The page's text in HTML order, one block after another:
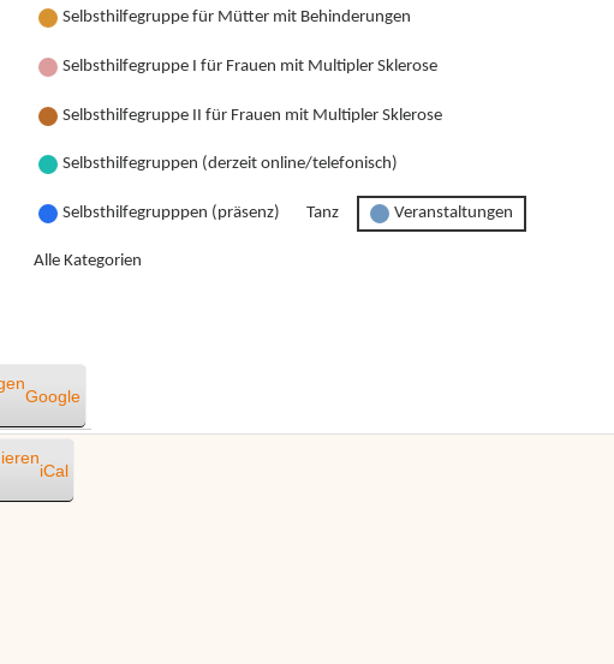
Selbsthilfegruppe für Mütter mit Behinderungen
Selbsthilfegruppe I für Frauen mit Multipler Sklerose
Selbsthilfegruppe II für Frauen mit Multipler Sklerose
Selbsthilfegruppen (derzeit online/telefonisch)
Selbsthilfegrupppen (präsenz) Tanz Veranstaltungen
Alle Kategorien
Google
iCal